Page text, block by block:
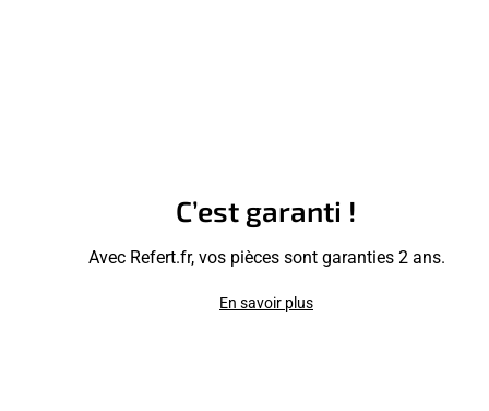
C’est garanti !
Avec Refert.fr, vos pièces sont garanties 2 ans.
En savoir plus